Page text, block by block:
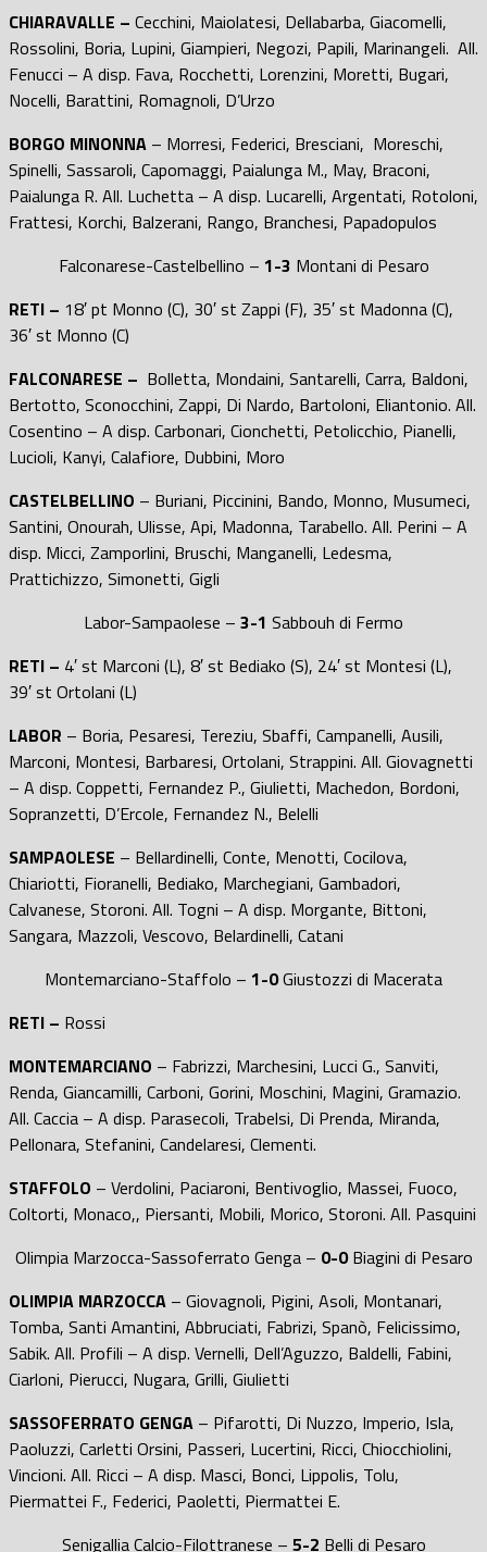
CHIARAVALLE – Cecchini, Maiolatesi, Dellabarba, Giacomelli,
Rossolini, Boria, Lupini, Giampieri, Negozi, Papili, Marinangeli. All.
Fenucci – A disp. Fava, Rocchetti, Lorenzini, Moretti, Bugari,
Nocelli, Barattini, Romagnoli, D’Urzo
BORGO MINONNA – Morresi, Federici, Bresciani, Moreschi,
Spinelli, Sassaroli, Capomaggi, Paialunga M., May, Braconi,
Paialunga R. All. Luchetta – A disp. Lucarelli, Argentati, Rotoloni,
Frattesi, Korchi, Balzerani, Rango, Branchesi, Papadopulos
Falconarese-Castelbellino – 1-3 Montani di Pesaro
RETI – 18′ pt Monno (C), 30′ st Zappi (F), 35′ st Madonna (C),
36′ st Monno (C)
FALCONARESE – Bolletta, Mondaini, Santarelli, Carra, Baldoni,
Bertotto, Sconocchini, Zappi, Di Nardo, Bartoloni, Eliantonio. All.
Cosentino – A disp. Carbonari, Cionchetti, Petolicchio, Pianelli,
Lucioli, Kanyi, Calafiore, Dubbini, Moro
CASTELBELLINO – Buriani, Piccinini, Bando, Monno, Musumeci,
Santini, Onourah, Ulisse, Api, Madonna, Tarabello. All. Perini – A
disp. Micci, Zamporlini, Bruschi, Manganelli, Ledesma,
Prattichizzo, Simonetti, Gigli
Labor-Sampaolese – 3-1 Sabbouh di Fermo
RETI – 4′ st Marconi (L), 8′ st Bediako (S), 24′ st Montesi (L),
39′ st Ortolani (L)
LABOR – Boria, Pesaresi, Tereziu, Sbaffi, Campanelli, Ausili,
Marconi, Montesi, Barbaresi, Ortolani, Strappini. All. Giovagnetti
– A disp. Coppetti, Fernandez P., Giulietti, Machedon, Bordoni,
Sopranzetti, D’Ercole, Fernandez N., Belelli
SAMPAOLESE – Bellardinelli, Conte, Menotti, Cocilova,
Chiariotti, Fioranelli, Bediako, Marchegiani, Gambadori,
Calvanese, Storoni. All. Togni – A disp. Morgante, Bittoni,
Sangara, Mazzoli, Vescovo, Belardinelli, Catani
Montemarciano-Staffolo – 1-0Giustozzi di Macerata
RETI – Rossi
MONTEMARCIANO – Fabrizzi, Marchesini, Lucci G., Sanviti,
Renda, Giancamilli, Carboni, Gorini, Moschini, Magini, Gramazio.
All. Caccia – A disp. Parasecoli, Trabelsi, Di Prenda, Miranda,
Pellonara, Stefanini, Candelaresi, Clementi.
STAFFOLO – Verdolini, Paciaroni, Bentivoglio, Massei, Fuoco,
Coltorti, Monaco,, Piersanti, Mobili, Morico, Storoni. All. Pasquini
Olimpia Marzocca-Sassoferrato Genga – 0-0 Biagini di Pesaro
OLIMPIA MARZOCCA – Giovagnoli, Pigini, Asoli, Montanari,
Tomba, Santi Amantini, Abbruciati, Fabrizi, Spanò, Felicissimo,
Sabik. All. Profili – A disp. Vernelli, Dell’Aguzzo, Baldelli, Fabini,
Ciarloni, Pierucci, Nugara, Grilli, Giulietti
SASSOFERRATO GENGA – Pifarotti, Di Nuzzo, Imperio, Isla,
Paoluzzi, Carletti Orsini, Passeri, Lucertini, Ricci, Chiocchiolini,
Vincioni. All. Ricci – A disp. Masci, Bonci, Lippolis, Tolu,
Piermattei F., Federici, Paoletti, Piermattei E.
Senigallia Calcio-Filottranese – 5-2 Belli di Pesaro